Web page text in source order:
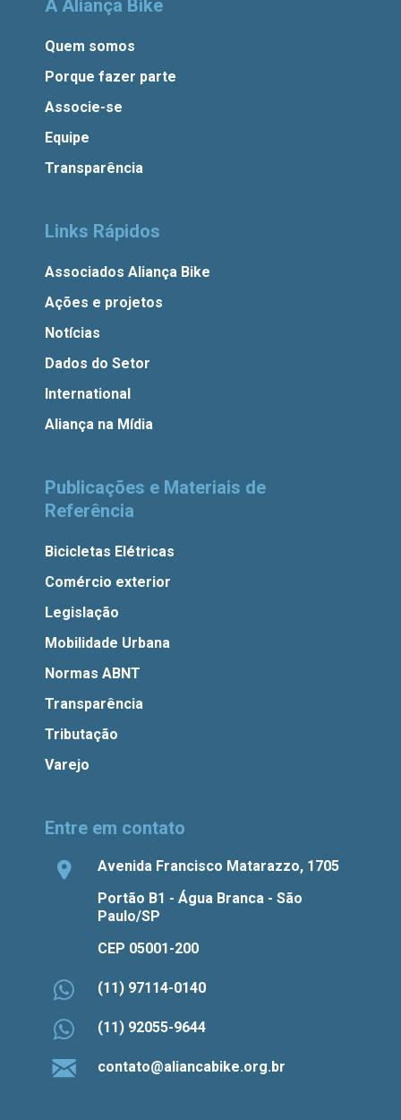
A Aliança Bike
Quem somos
Porque fazer parte
Associe-se
Equipe
Transparência
Links Rápidos
Associados Aliança Bike
Ações e projetos
Notícias
Dados do Setor
International
Aliança na Mídia
Publicações e Materiais de
Referência
Bicicletas Elétricas
Comércio exterior
Legislação
Mobilidade Urbana
Normas ABNT
Transparência
Tributação
Varejo
Entre em contato
Avenida Francisco Matarazzo, 1705
Portão B1 - Água Branca - São
Paulo/SP
CEP 05001-200
(11) 97114-0140
(11) 92055-9644
contato@aliancabike.org.br